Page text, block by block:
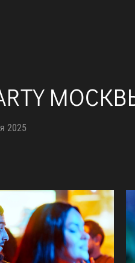
2025